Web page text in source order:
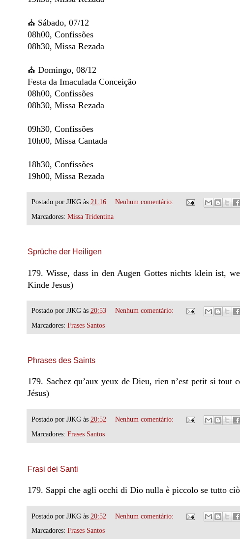
⛪️ Sábado, 07/12
08h00, Confissões
08h30, Missa Rezada
⛪️ Domingo, 08/12
Festa da Imaculada Conceição
08h00, Confissões
08h30, Missa Rezada
09h30, Confissões
10h00, Missa Cantada
18h30, Confissões
19h00, Missa Rezada
Postado por JJKG às 21:16
Nenhum comentário:
Marcadores: Missa Tridentina
Sprüche der Heiligen
179. Wisse, dass in den Augen Gottes nichts klein ist,
Kinde Jesus)
Postado por JJKG às 20:53
Nenhum comentário:
Marcadores: Frases Santos
Phrases des Saints
179. Sachez qu’aux yeux de Dieu, rien n’est petit si tout
Jésus)
Postado por JJKG às 20:52
Nenhum comentário:
Marcadores: Frases Santos
Frasi dei Santi
179. Sappi che agli occhi di Dio nulla è piccolo se tutto
Postado por JJKG às 20:52
Nenhum comentário:
Marcadores: Frases Santos